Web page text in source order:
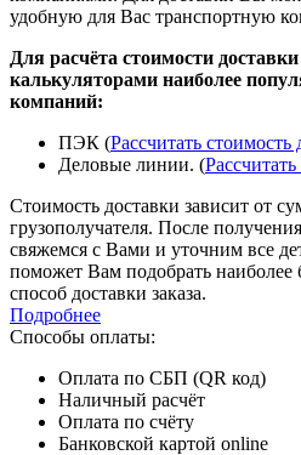
удобную для Вас транспортную
Для расчёта стоимости
калькуляторами наиболее
компаний:
ПЭК (Рассчитать стоимость
Деловые линии. (
Стоимость доставки зависит от
грузополучателя. После
свяжемся с Вами и уточним все
поможет Вам подобрать
способ доставки заказа.
Подробнее
Способы оплаты:
Оплата по СБП (QR код)
Наличный расчёт
Оплата по счёту
Банковской картой online